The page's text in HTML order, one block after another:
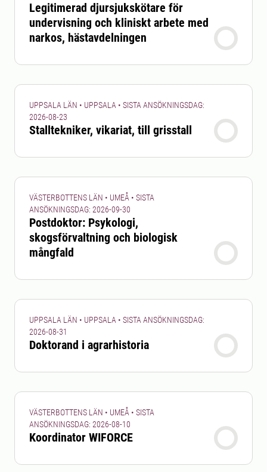
Legitimerad djursjukskötare för
undervisning och kliniskt arbete med
narkos, hästavdelningen
UPPSALA LÄN • UPPSALA • SISTA ANSÖKNINGSDAG:
2026-08-23
Stalltekniker, vikariat, till grisstall
VÄSTERBOTTENS LÄN • UMEÅ • SISTA
ANSÖKNINGSDAG: 2026-09-30
Postdoktor: Psykologi,
skogsförvaltning och biologisk
mångfald
UPPSALA LÄN • UPPSALA • SISTA ANSÖKNINGSDAG:
2026-08-31
Doktorand i agrarhistoria
VÄSTERBOTTENS LÄN • UMEÅ • SISTA
ANSÖKNINGSDAG: 2026-08-10
Koordinator WIFORCE